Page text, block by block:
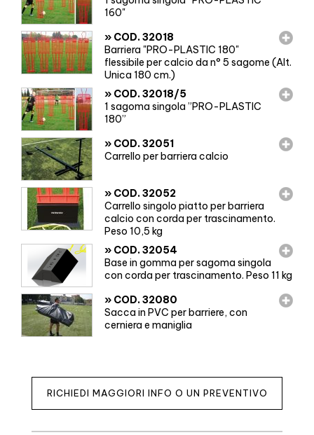
160"
» COD. 32018
Barriera "PRO-PLASTIC 180"
flessibile per calcio da n° 5 sagome (Alt.
Unica 180 cm.)
» COD. 32018/5
1 sagoma singola ”PRO-PLASTIC
180”
» COD. 32051
Carrello per barriera calcio
» COD. 32052
Carrello singolo piatto per barriera
calcio con corda per trascinamento.
Peso 10,5 kg
» COD. 32054
Base in gomma per sagoma singola
con corda per trascinamento. Peso 11 kg
» COD. 32080
Sacca in PVC per barriere, con
cerniera e maniglia
RICHIEDI MAGGIORI INFO O UN PREVENTIVO